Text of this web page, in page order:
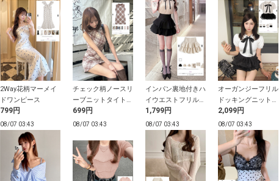
2Way花柄マーメイ
ドワンピース
799円
チェック柄ノースリ
ーブニットタイトミ
ニワンピース
699円
インパン裏地付きハ
イウエストフリルテ
ィアードミニスカー
ト
1,799円
オーガンジーフリル
ドッキングニットト
ップス
2,099円
08/07 03:43 08/07 03:43 08/07 03:43 08/07 03:43